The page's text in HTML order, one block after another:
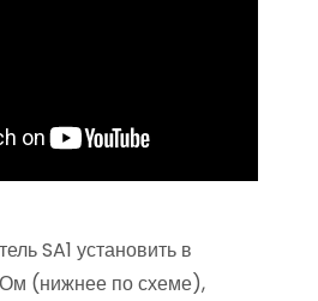
SA1 установить в
(нижнее по схеме),